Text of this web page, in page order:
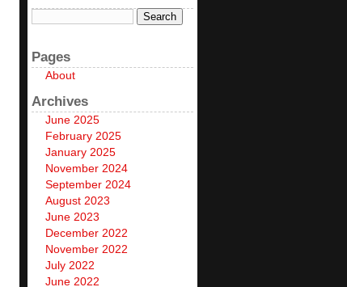
Pages
About
Archives
June 2025
February 2025
January 2025
November 2024
September 2024
August 2023
June 2023
December 2022
November 2022
July 2022
June 2022